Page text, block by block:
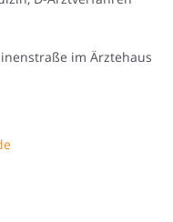
im Ärztehaus